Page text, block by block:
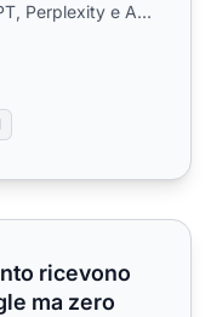
Perplexity e AI
tantissimo
ricevono
ma zero